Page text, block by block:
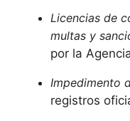
Licencias de
multas y
por la
Impedimento
registros